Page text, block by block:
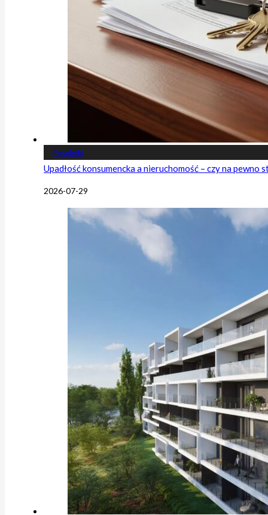
Poradniki
Upadłość konsumencka a nieruchomość – czy na pewno
2026-07-29